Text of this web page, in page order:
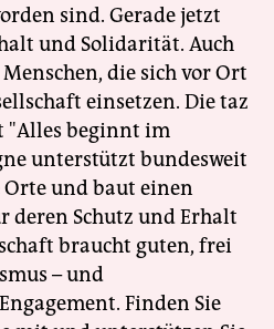
sind. Gerade jetzt
und Solidarität. Auch
die sich vor Ort
einsetzen. Die taz
"Alles beginnt im
unterstützt bundesweit
und baut einen
deren Schutz und Erhalt
braucht guten, frei
– und
Finden Sie